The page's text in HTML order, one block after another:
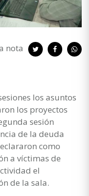
nota
los asuntos
los proyectos
sesión
de la deuda
como
a víctimas de
el
de la sala.